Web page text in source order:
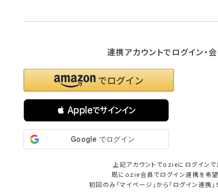
連携アカウントでログイン・
 Appleでサインイン
上記アカウントでozieにログインで
既にozie会員でログイン連携を希
初回のみ「マイページ」から「ログイン連携」